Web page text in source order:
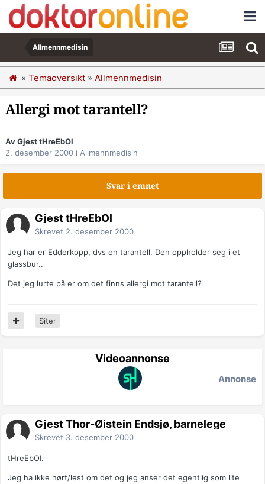
Allmennmedisin
» Temaoversikt » Allmennmedisin
Allergi mot tarantell?
Av Gjest tHreEbOl
2. desember 2000 i Allmennmedisin
Svar i emnet
Gjest tHreEbOl
Skrevet 2. desember 2000
Jeg har er Edderkopp, dvs en tarantell. Den oppholder seg i et
glassbur..
Det jeg lurte på er om det finns allergi mot tarantell?
Siter
Videoannonse
Annonse
Gjest Thor-Øistein Endsjø, barnelege
Skrevet 3. desember 2000
tHreEbOI.
Jeg ha ikke hørt/lest om det og jeg anser det egentlig som lite